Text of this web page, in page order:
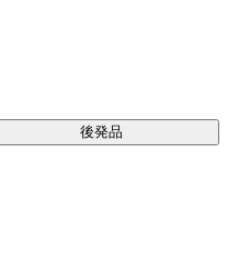
後発品